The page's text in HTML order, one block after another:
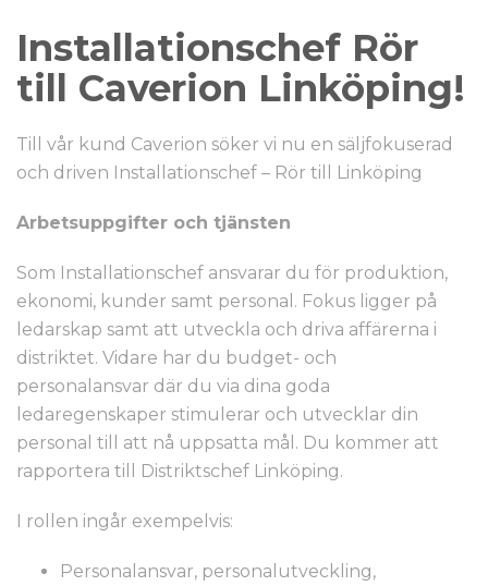
Installationschef Rör
till Caverion Linköping!
Till vår kund Caverion söker vi nu en säljfokuserad
och driven Installationschef – Rör till Linköping
Arbetsuppgifter och tjänsten
Som Installationschef ansvarar du för produktion,
ekonomi, kunder samt personal. Fokus ligger på
ledarskap samt att utveckla och driva affärerna i
distriktet. Vidare har du budget- och
personalansvar där du via dina goda
ledaregenskaper stimulerar och utvecklar din
personal till att nå uppsatta mål. Du kommer att
rapportera till Distriktschef Linköping.
I rollen ingår exempelvis:
Personalansvar, personalutveckling,